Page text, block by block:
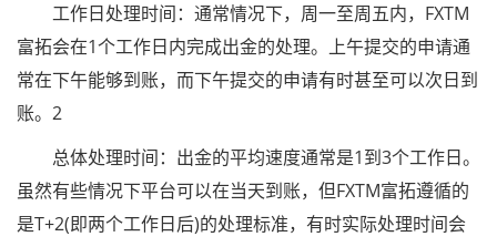
工作日处理时间：通常情况下，周一至周五内，FXTM
富拓会在1个工作日内完成出金的处理。上午提交的申请通
常在下午能够到账，而下午提交的申请有时甚至可以次日到
账。2
总体处理时间：出金的平均速度通常是1到3个工作日。
虽然有些情况下平台可以在当天到账，但FXTM富拓遵循的
是T+2(即两个工作日后)的处理标准，有时实际处理时间会